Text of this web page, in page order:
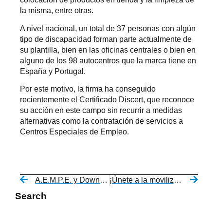
la misma, entre otras.
A nivel nacional, un total de 37 personas con algún
tipo de discapacidad forman parte actualmente de
su plantilla, bien en las oficinas centrales o bien en
alguno de los 98 autocentros que la marca tiene en
España y Portugal.
Por este motivo, la firma ha conseguido
recientemente el Certificado Discert, que reconoce
su acción en este campo sin recurrir a medidas
alternativas como la contratación de servicios a
Centros Especiales de Empleo.
A.E.M.P.E. y Down Pontevedra “Xuntos” firman un convenio de colaboración para promover la inclusión socio-laboral ¡Únete a la movilización y reclama el derecho al voto para todas las personas!
Search